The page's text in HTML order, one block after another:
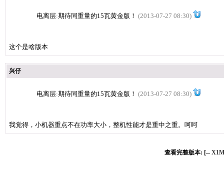
电离层:期待同重量的15瓦黄金版！ (2013-07-27 08:30)
这个是啥版本
兴仔
电离层:期待同重量的15瓦黄金版！ (2013-07-27 08:30)
我觉得，小机器重点不在功率大小，整机性能才是重中之重。呵呵
查看完整版本: [--